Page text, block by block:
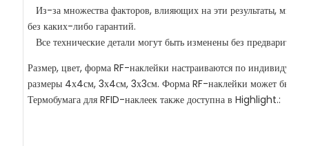
Из-за множества факторов, влияющих на эти результаты, мы
без каких-либо гарантий.
Все технические детали могут быть изменены без
Размер, цвет, форма RF-наклейки настраиваются по
размеры 4х4см, 3х4см, 3х3см. Форма RF-наклейки может быть
Термобумага для RFID-наклеек также доступна в Highlight.: